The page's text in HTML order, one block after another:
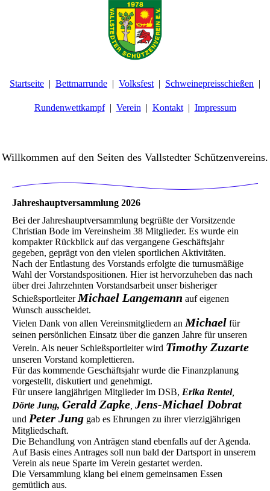
Startseite Bettmarrunde Volksfest Schweinepreisschießen
Rundenwettkampf Verein Kontakt Impressum
Willkommen auf den Seiten des Vallstedter Schützenvereins.
Jahreshauptversammlung 2026
Bei der Jahreshauptversammlung begrüßte der Vorsitzende
Christian Bode im Vereinsheim 38 Mitglieder. Es wurde ein
kompakter Rückblick auf das vergangene Geschäftsjahr
gegeben, geprägt von den vielen sportlichen Aktivitäten.
Nach der Entlastung des Vorstands erfolgte die turnusmäßige
Wahl der Vorstandspositionen. Hier ist hervorzuheben das nach
über drei Jahrzehnten Vorstandsarbeit unser bisheriger
Schießsportleiter Michael Langemann auf eigenen
Wunsch ausscheidet.
Vielen Dank von allen Vereinsmitgliedern an Michael für
seinen persönlichen Einsatz über die ganzen Jahre für unseren
Verein. Als neuer Schießsportleiter wird Timothy Zuzarte
unseren Vorstand komplettieren.
Für das kommende Geschäftsjahr wurde die Finanzplanung
vorgestellt, diskutiert und genehmigt.
Für unsere langjährigen Mitglieder im DSB, Erika Rentel,
Dörte Jung, Gerald Zapke Jens-Michael Dobrat
und Peter Jung gab es Ehrungen zu ihrer vierzigjährigen
Mitgliedschaft.
Die Behandlung von Anträgen stand ebenfalls auf der Agenda.
Auf Basis eines Antrages soll nun bald der Dartsport in unserem
Verein als neue Sparte im Verein gestartet werden.
Die Versammlung klang bei einem gemeinsamen Essen
gemütlich aus.